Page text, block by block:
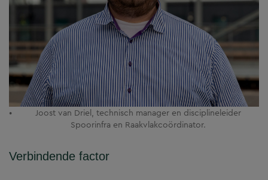
Joost van Driel, technisch manager en disciplineleider
Spoorinfra en Raakvlakcoördinator.
Verbindende factor